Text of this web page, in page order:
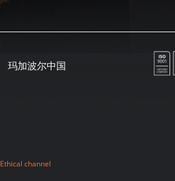
玛加波尔中国
Ethical channel